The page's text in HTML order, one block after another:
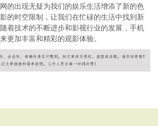
的出现无疑为我们的娱乐生活增添了新的色
的时空限制，让我们在忙碌的生活中找到新
着技术的不断进步和影视行业的发展，手机
更加丰富和精彩的观影体验。